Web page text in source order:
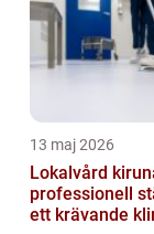
13 maj 2026
Lokalvård
professionell
ett krävande